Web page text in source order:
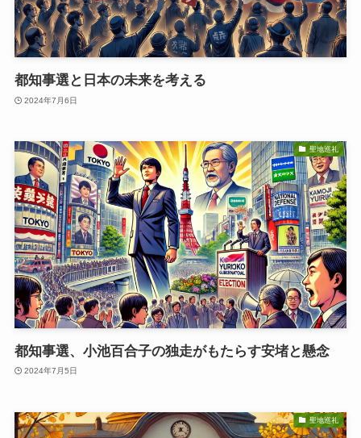
都知事選と日本の未来を考える
2024年7月6日
聖地巡礼
都知事選、小池百合子の独走がもたらす安堵と懸念
2024年7月5日
聖地巡礼